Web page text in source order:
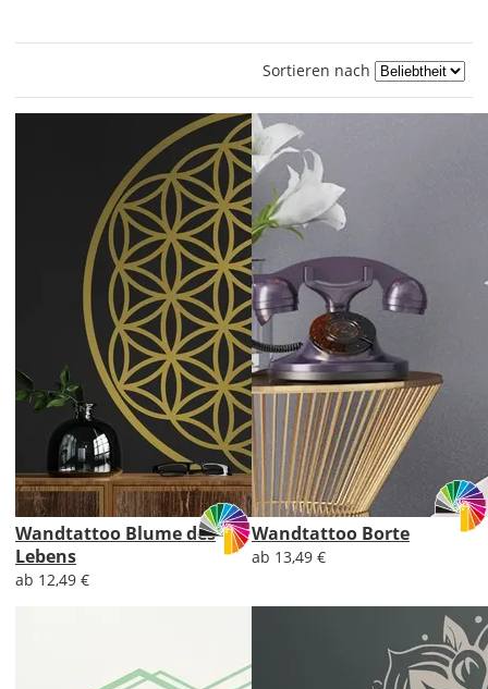
Sortieren nach
Wandtattoo Blume des
Lebens
ab 12,49 €
Wandtattoo Borte
ab 13,49 €